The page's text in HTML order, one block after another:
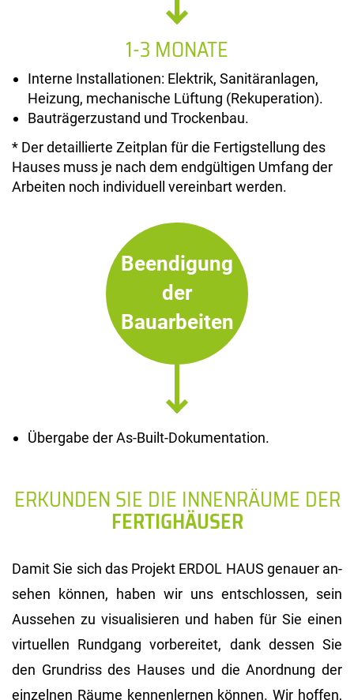
1-3 MONATE
Interne Installationen: Elektrik, Sanitäranlagen,
Heizung, mechanische Lüftung (Rekuperation).
Bauträgerzustand und Trockenbau.
* Der detaillierte Zeitplan für die Fertigstellung des
Hauses muss je nach dem endgültigen Umfang der
Arbeiten noch individuell vereinbart werden.
Beendigung
der
Bauarbeiten
Übergabe der As-Built-Dokumentation.
ERKUNDEN SIE DIE INNENRÄUME DER
FERTIGHÄUSER
Damit Sie sich das Pro­jekt ERDOL HAUS ge­nau­er an­
se­hen kön­nen, haben wir uns ent­schlos­sen, sein
Aus­se­hen zu vi­sua­li­sie­ren und haben für Sie einen
vir­tu­el­len Rund­gang vor­be­rei­tet, dank des­sen Sie
den Grund­riss des Hau­ses und die An­ord­nung der
ein­zel­nen Räume ken­nen­ler­nen kön­nen. Wir hof­fen,